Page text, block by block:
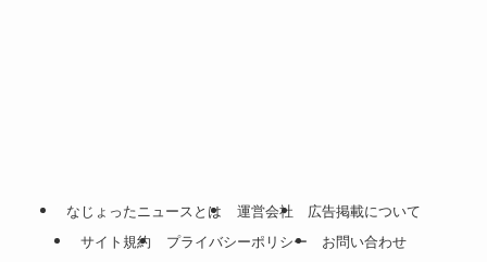
なじょったニュースとは 運営会社
広告掲載について
サイト規約
プライバシーポリシー お問い合わせ